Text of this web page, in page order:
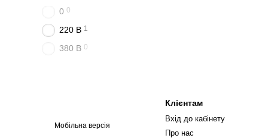
0 0
220 В 1
380 В 0
Мобільна версія
Клієнтам
Вхід до кабінету
Про нас